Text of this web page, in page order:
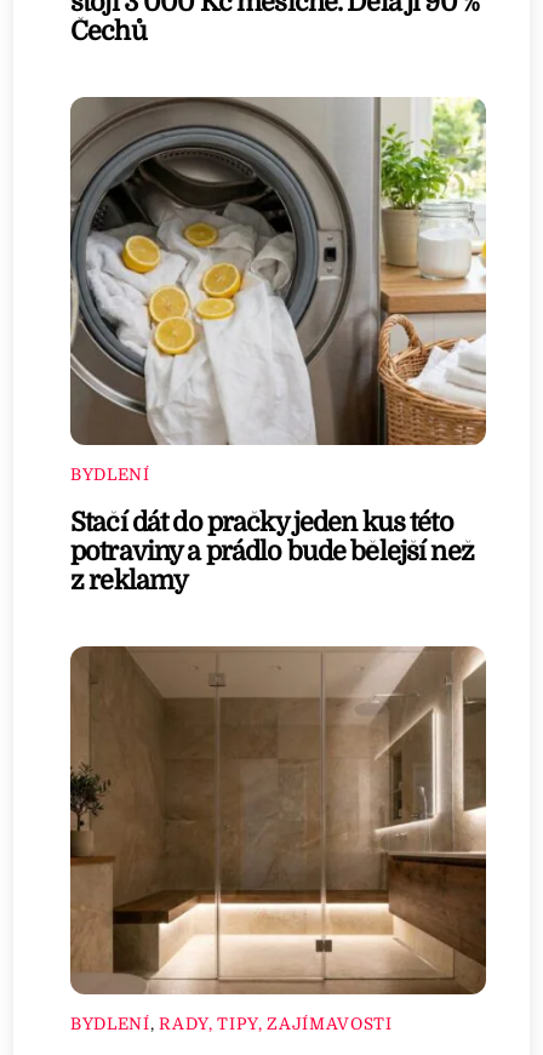
Čechů
BYDLENÍ
Stačí dát do pračky jeden kus této
potraviny a prádlo bude bělejší než
z reklamy
BYDLENÍ,RADY, TIPY, ZAJÍMAVOSTI